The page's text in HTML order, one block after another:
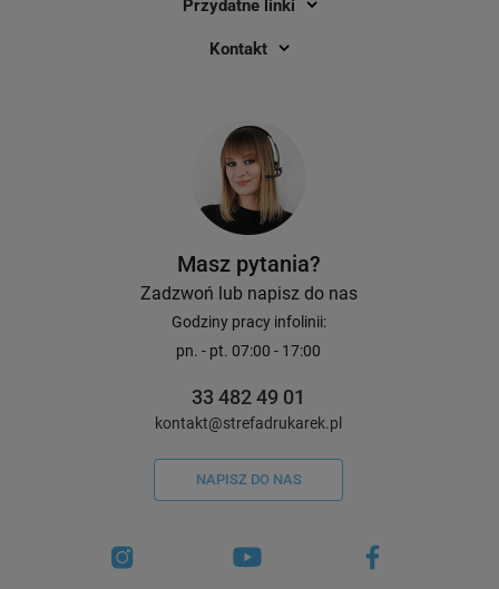
Przydatne linki
Kontakt
Masz pytania?
Zadzwoń lub napisz do nas
Godziny pracy infolinii:
pn. - pt. 07:00 - 17:00
33 482 49 01
kontakt@strefadrukarek.pl
NAPISZ DO NAS